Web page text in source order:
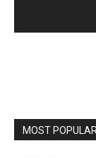
MOST POPULAR